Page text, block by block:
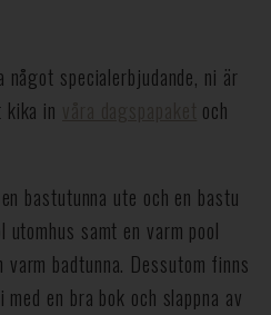
något specialerbjudande, ni är
kika in
och
bastutunna ute och en bastu
utomhus samt en varm pool
varm badtunna. Dessutom finns
en bra bok och slappna av